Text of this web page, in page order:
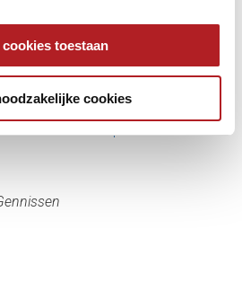
toestaan
cookies
equipe.
European Championships Youth
juli tot 3 augustus in het